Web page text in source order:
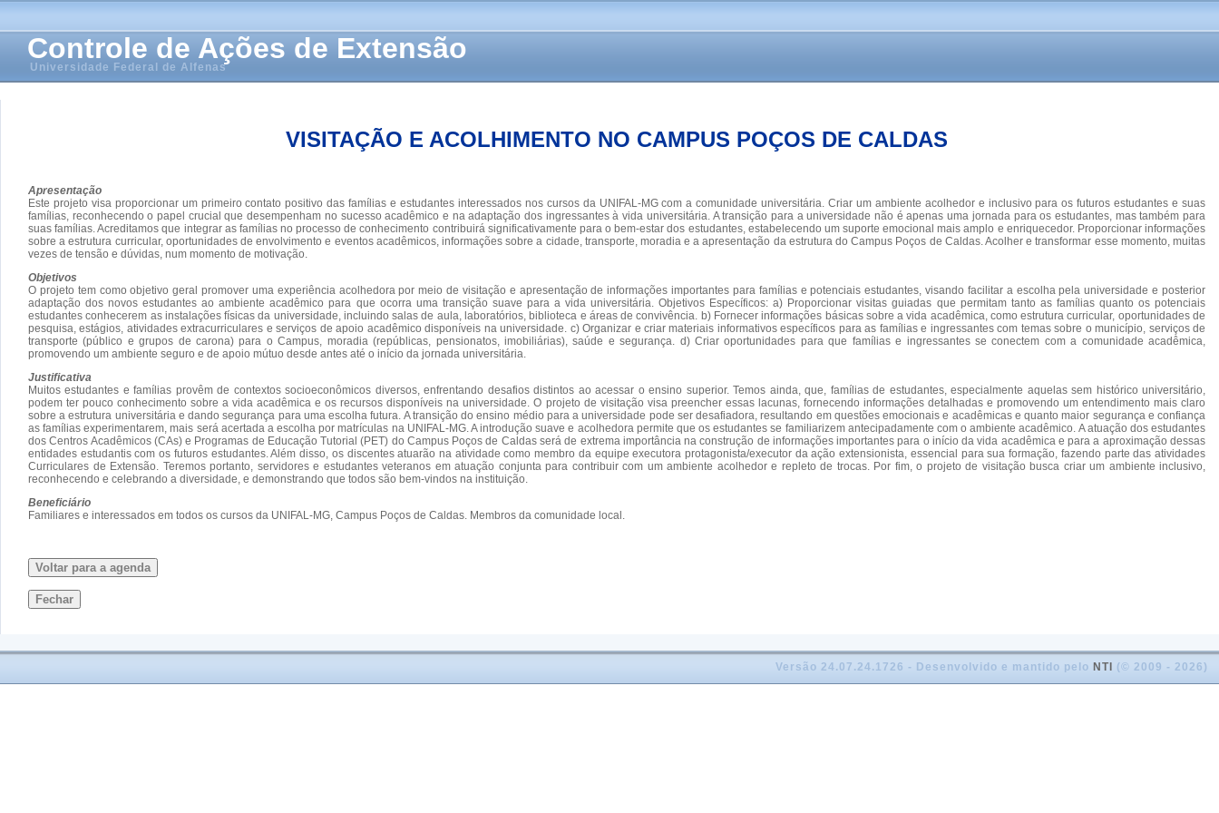
Controle de Ações de Extensão
Universidade Federal de Alfenas
VISITAÇÃO E ACOLHIMENTO NO CAMPUS POÇOS DE CALDAS
Apresentação
Este projeto visa proporcionar um primeiro contato positivo das famílias e estudantes interessados nos cursos da UNIFAL-MG com a comunidade universitária. Criar um ambiente acolhedor e inclusivo para os futuros estudantes e suas
famílias, reconhecendo o papel crucial que desempenham no sucesso acadêmico e na adaptação dos ingressantes à vida universitária. A transição para a universidade não é apenas uma jornada para os estudantes, mas também para
suas famílias. Acreditamos que integrar as famílias no processo de conhecimento contribuirá significativamente para o bem-estar dos estudantes, estabelecendo um suporte emocional mais amplo e enriquecedor. Proporcionar informações
sobre a estrutura curricular, oportunidades de envolvimento e eventos acadêmicos, informações sobre a cidade, transporte, moradia e a apresentação da estrutura do Campus Poços de Caldas. Acolher e transformar esse momento, muitas
vezes de tensão e dúvidas, num momento de motivação.
Objetivos
O projeto tem como objetivo geral promover uma experiência acolhedora por meio de visitação e apresentação de informações importantes para famílias e potenciais estudantes, visando facilitar a escolha pela universidade e posterior
adaptação dos novos estudantes ao ambiente acadêmico para que ocorra uma transição suave para a vida universitária. Objetivos Específicos: a) Proporcionar visitas guiadas que permitam tanto as famílias quanto os potenciais
estudantes conhecerem as instalações físicas da universidade, incluindo salas de aula, laboratórios, biblioteca e áreas de convivência. b) Fornecer informações básicas sobre a vida acadêmica, como estrutura curricular, oportunidades de
pesquisa, estágios, atividades extracurriculares e serviços de apoio acadêmico disponíveis na universidade. c) Organizar e criar materiais informativos específicos para as famílias e ingressantes com temas sobre o município, serviços de
transporte (público e grupos de carona) para o Campus, moradia (repúblicas, pensionatos, imobiliárias), saúde e segurança. d) Criar oportunidades para que famílias e ingressantes se conectem com a comunidade acadêmica,
promovendo um ambiente seguro e de apoio mútuo desde antes até o início da jornada universitária.
Justificativa
Muitos estudantes e famílias provêm de contextos socioeconômicos diversos, enfrentando desafios distintos ao acessar o ensino superior. Temos ainda, que, famílias de estudantes, especialmente aquelas sem histórico universitário,
podem ter pouco conhecimento sobre a vida acadêmica e os recursos disponíveis na universidade. O projeto de visitação visa preencher essas lacunas, fornecendo informações detalhadas e promovendo um entendimento mais claro
sobre a estrutura universitária e dando segurança para uma escolha futura. A transição do ensino médio para a universidade pode ser desafiadora, resultando em questões emocionais e acadêmicas e quanto maior segurança e confiança
as famílias experimentarem, mais será acertada a escolha por matrículas na UNIFAL-MG. A introdução suave e acolhedora permite que os estudantes se familiarizem antecipadamente com o ambiente acadêmico. A atuação dos estudantes
dos Centros Acadêmicos (CAs) e Programas de Educação Tutorial (PET) do Campus Poços de Caldas será de extrema importância na construção de informações importantes para o início da vida acadêmica e para a aproximação dessas
entidades estudantis com os futuros estudantes. Além disso, os discentes atuarão na atividade como membro da equipe executora protagonista/executor da ação extensionista, essencial para sua formação, fazendo parte das atividades
Curriculares de Extensão. Teremos portanto, servidores e estudantes veteranos em atuação conjunta para contribuir com um ambiente acolhedor e repleto de trocas. Por fim, o projeto de visitação busca criar um ambiente inclusivo,
reconhecendo e celebrando a diversidade, e demonstrando que todos são bem-vindos na instituição.
Beneficiário
Familiares e interessados em todos os cursos da UNIFAL-MG, Campus Poços de Caldas. Membros da comunidade local.
Voltar para a agenda
Fechar
Versão 24.07.24.1726 - Desenvolvido e mantido pelo NTI (© 2009 - 2026)